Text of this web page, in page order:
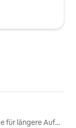
Unterkünfte für längere Aufenthalte